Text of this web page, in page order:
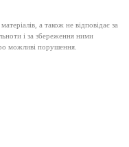
а також не відповідає за
і за збереження ними
можливі порушення.